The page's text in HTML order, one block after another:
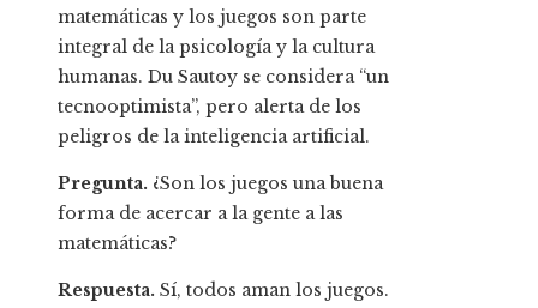
matemáticas y los juegos son parte
integral de la psicología y la cultura
humanas. Du Sautoy se considera “un
tecnooptimista”, pero alerta de los
peligros de la inteligencia artificial.
Pregunta. ¿Son los juegos una buena
forma de acercar a la gente a las
matemáticas?
Respuesta. Sí, todos aman los juegos.